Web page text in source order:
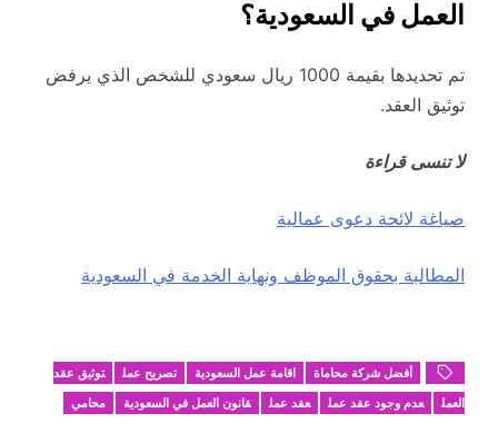
العمل في السعودية؟
تم تحديدها بقيمة 1000 ريال سعودي للشخص الذي يرفض
توثيق العقد.
لا تنسى قراءة
صياغة لائحة دعوى عمالية
المطالبة بحقوق الموظف ونهاية الخدمة في السعودية
أفضل شركة محاماة اقامة عمل السعودية تصريح عمل
توثيق عقد
العمل
عدم وجود عقد عمل عقد عمل قانون العمل في السعودية محامي